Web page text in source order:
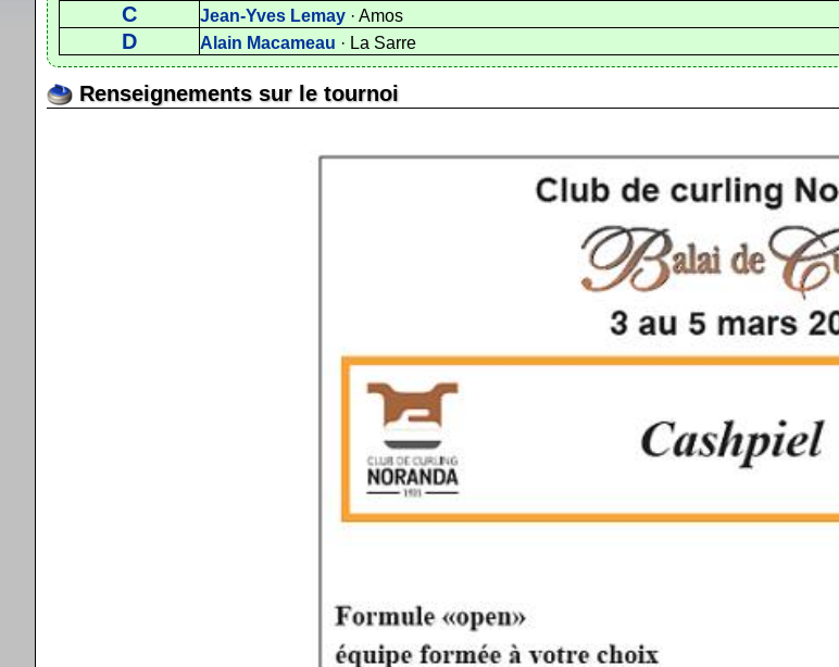
C Jean-Yves Lemay · Amos
D Alain Macameau · La Sarre
Renseignements sur le tournoi